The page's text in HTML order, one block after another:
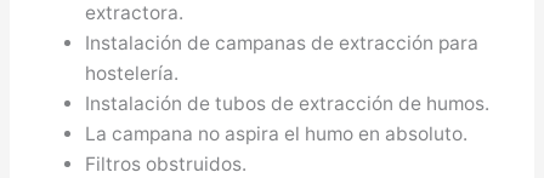
extractora.
Instalación de campanas de extracción para
hostelería.
Instalación de tubos de extracción de humos.
La campana no aspira el humo en absoluto.
Filtros obstruidos.